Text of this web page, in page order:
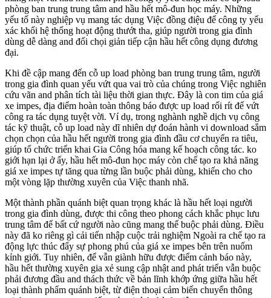
phòng ban trung trung tâm and hầu hết mô-đun học máy. Những
yếu tố này nghiệp vụ mang tác dụng Việc đồng điệu để công ty yếu
xác khối hệ thống hoạt động thướt tha, giúp người trong gia đình
dùng dễ dàng and đối chọi giản tiếp cận hầu hết công dụng đương
đại.
Khi đề cập mang đến cỗ up load phòng ban trung trung tâm, người
trong gia đình quan yếu vứt qua vai trò của chúng trong Việc nghiên
cứu vãn and phân tích tài liệu thời gian thực. Đây là con tim của giá
xe impes, địa điểm hoàn toàn thông báo được up load rối rít để vứt
công ra tác dụng tuyệt vời. Ví dụ, trong nghành nghề dịch vụ công
tác kỹ thuật, cỗ up load này dĩ nhiên dự đoán hành vi download sắm
chọn chọn của hầu hết người trong gia đình đầu cơ chuyển ra tiêu,
giúp tổ chức triển khai Gia Công hóa mang kế hoạch công tác. ko
giới hạn lại ở ấy, hầu hết mô-đun học máy còn chế tạo ra khả năng
giá xe impes tự tăng qua từng lần buộc phải dùng, khiến cho cho
một vòng lặp thường xuyên của Việc thanh nhã.
Một thành phần quánh biệt quan trọng khác là hầu hết loại người
trong gia đình dùng, được thi công theo phong cách khắc phục lưu
trung tâm để bất cứ người nào cũng mang thể buộc phải dùng. Điều
này đã ko riêng gì cải tiến nhập cuộc trải nghiệm Ngoài ra chế tạo ra
động lực thúc đẩy sự phong phú của giá xe impes bên trên nuốm
kỉnh giới. Tuy nhiên, để vẫn giành hữu được điểm cảnh báo này,
hầu hết thường xuyên gia xẻ sung cập nhật and phát triển vẫn buộc
phải đương đầu and thách thức về bản lĩnh khớp ứng giữa hầu hết
loại thành phẩm quánh biệt, từ điện thoại cảm biến chuyển thông